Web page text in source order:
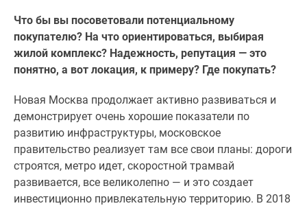
Что бы вы посоветовали потенциальному
покупателю? На что ориентироваться, выбирая
жилой комплекс? Надежность, репутация — это
понятно, а вот локация, к примеру? Где покупать?
Новая Москва продолжает активно развиваться и
демонстрирует очень хорошие показатели по
развитию инфраструктуры, московское
правительство реализует там все свои планы: дороги
строятся, метро идет, скоростной трамвай
развивается, все великолепно — и это создает
инвестиционно привлекательную территорию. В 2018